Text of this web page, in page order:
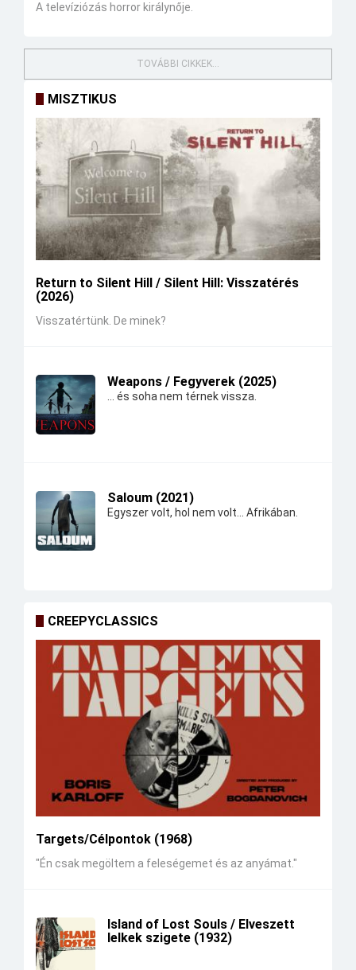
A televíziózás horror királynője.
TOVÁBBI CIKKEK...
MISZTIKUS
Return to Silent Hill / Silent Hill: Visszatérés
(2026)
Visszatértünk. De minek?
Weapons / Fegyverek (2025)
... és soha nem térnek vissza.
Saloum (2021)
Egyszer volt, hol nem volt... Afrikában.
CREEPYCLASSICS
Targets/Célpontok (1968)
"Én csak megöltem a feleségemet és az anyámat."
Island of Lost Souls / Elveszett
lelkek szigete (1932)